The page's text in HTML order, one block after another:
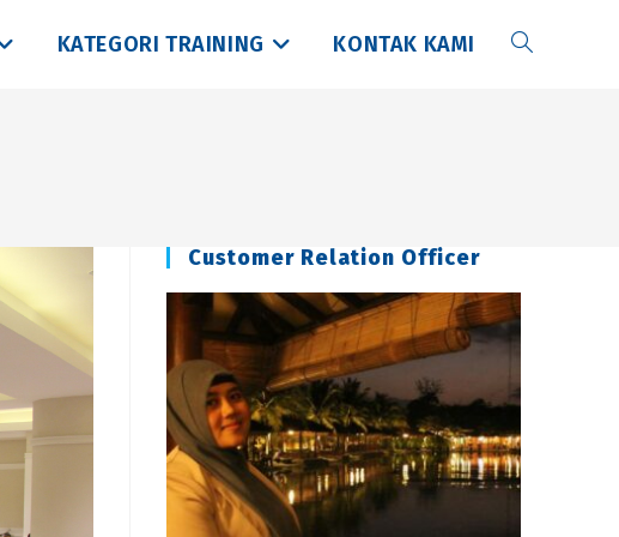
KATEGORI TRAINING KONTAK KAMI Toggle
Customer Relation Officer